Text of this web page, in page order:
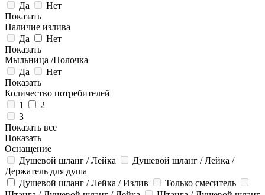
Да
Нет
Показать
Наличие излива
Да
Нет
Показать
Мыльница /Полочка
Да
Нет
Показать
Количество потребителей
1
2
3
Показать все
Показать
Оснащение
Душевой шланг / Лейка
Душевой шланг / Лейка /
Держатель для душа
Душевой шланг / Лейка / Излив
Только смеситель